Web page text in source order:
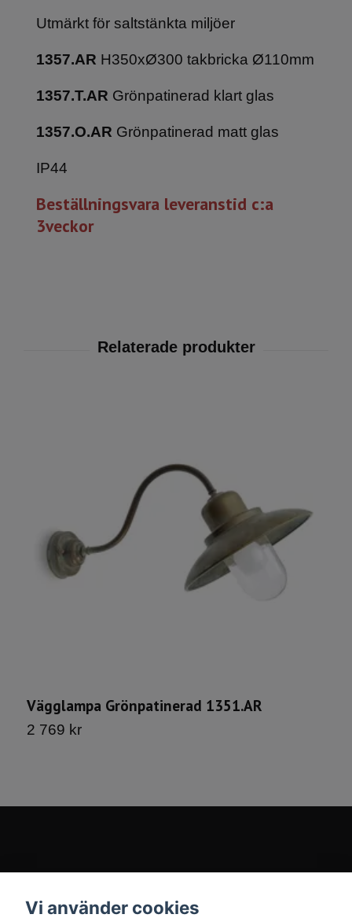
Utmärkt för saltstänkta miljöer
1357.AR H350xØ300 takbricka Ø110mm
1357.T.AR Grönpatinerad klart glas
1357.O.AR Grönpatinerad matt glas
IP44
Beställningsvara leveranstid c:a
3veckor
Vägglampa Grönpatinerad 1351.AR
2 769 kr
Vi använder cookies